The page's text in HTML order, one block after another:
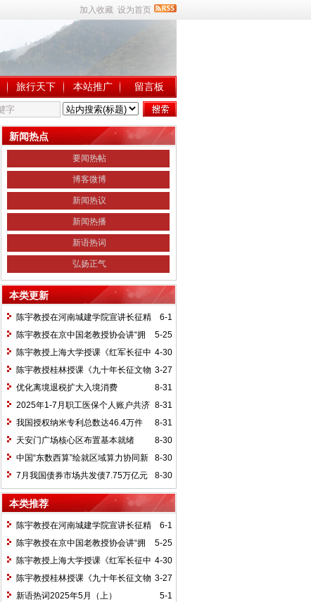
加入收藏 设为首页
旅行天下 本站推广 留言板
新闻热点
要闻热帖
博客微博
新闻热议
新闻热播
新语热词
弘扬正气
本类更新
6-1
陈宇教授在河南城建学院宣讲长征精
神及红25军长征史
5-25
陈宇教授在京中国老教授协会讲“拥
抱中华新文明”
4-30
陈宇教授上海大学授课《红军长征中
的黄埔师生》
3-27
陈宇教授桂林授课《九十年长征文物
鉴赏》
8-31
优化离境退税扩大入境消费
8-31
2025年1-7月职工医保个人账户共济
2.31亿人次 共济金额304.57亿元
8-31
我国授权纳米专利总数达46.4万件
8-30
天安门广场核心区布置基本就绪
8-30
中国“东数西算”绘就区域算力协同新
图景
8-30
7月我国债券市场共发债7.75万亿元
本类推荐
6-1
陈宇教授在河南城建学院宣讲长征精
神及红25军长征史
5-25
陈宇教授在京中国老教授协会讲“拥
抱中华新文明”
4-30
陈宇教授上海大学授课《红军长征中
的黄埔师生》
3-27
陈宇教授桂林授课《九十年长征文物
鉴赏》
5-1
新语热词2025年5月（上）